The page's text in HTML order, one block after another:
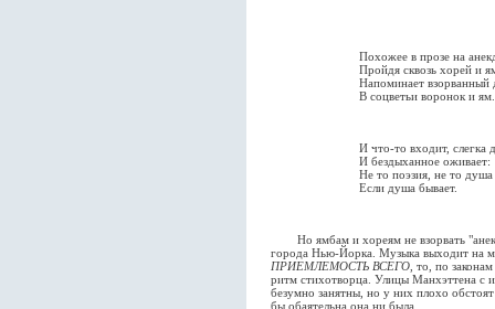
Похожее в прозе на
Пройдя сквозь хорей и
Напоминает взорванный
В соцветьи воронок и ям.
И что-то входит, слегка
И бездыханное оживает:
Не то поэзия, не то душа
Если душа бывает.
Но ямбам и хореям не взорвать
города Нью-Йорка. Музыка выходит на
ПРИЕМЛЕМОСТЬ ВСЕГО , то, по
ритм стихотворца. Улицы Манхэттена с
безумно занятны, но у них плохо
бы обаятельна она ни была.